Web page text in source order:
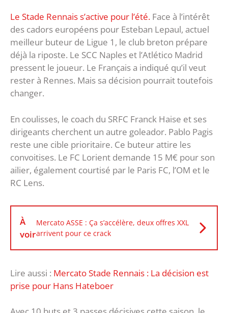
Le Stade Rennais s’active pour l’été. Face à l’intérêt
des cadors européens pour Esteban Lepaul, actuel
meilleur buteur de Ligue 1, le club breton prépare
déjà la riposte. Le SCC Naples et l’Atlético Madrid
pressent le joueur. Le Français a indiqué qu’il veut
rester à Rennes. Mais sa décision pourrait toutefois
changer.
En coulisses, le coach du SRFC Franck Haise et ses
dirigeants cherchent un autre goleador. Pablo Pagis
reste une cible prioritaire. Ce buteur attire les
convoitises. Le FC Lorient demande 15 M€ pour son
ailier, également courtisé par le Paris FC, l’OM et le
RC Lens.
À
voir
Mercato ASSE : Ça s’accélère, deux offres XXL
arrivent pour ce crack
Lire aussi : Mercato Stade Rennais : La décision est
prise pour Hans Hateboer